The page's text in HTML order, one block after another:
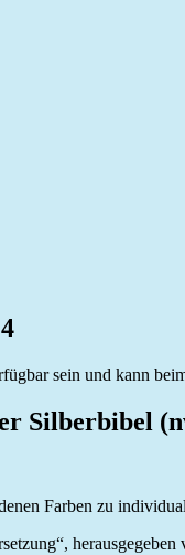
sein und kann
Silberbibel
Farben zu